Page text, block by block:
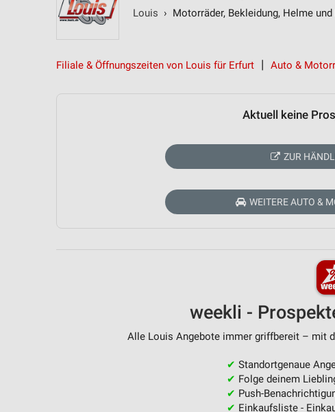
Louis › Motorräder, Bekleidung, Helme
Filiale & Öffnungszeiten von Louis für Erfurt Auto &
Aktuell keine
ZUR
WEITERE AUTO &
weekli -
Alle Louis Angebote immer griffbereit – mit
✔ Standortgenaue
✔ Folge deinem
✔ Push-
✔ Einkaufsliste -